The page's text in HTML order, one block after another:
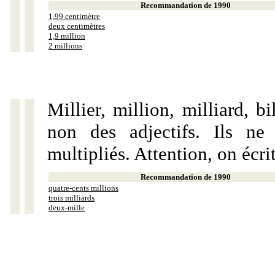
Recommandation de 1990
1,99 centimètre
deux centimètres
1,9 million
2 millions
Millier, million, milliard,
non des adjectifs. Ils ne
multipliés. Attention, on
Recommandation de 1990
quatre-cents millions
trois milliards
deux-mille